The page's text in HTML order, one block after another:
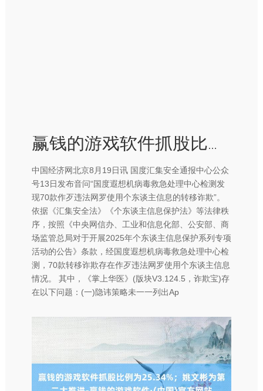
赢钱的游戏软件抓股比例为25.34%；姚文彬为第二大推进-赢钱的游戏软件·(中国)官方网站
中国经济网北京8月19日讯 国度汇集安全通报中心公众
号13日发布音问“国度遐想机病毒救急处理中心检测发
现70款作歹违法网罗使用个东谈主信息的转移诈欺”。
依据《汇集安全法》《个东谈主信息保护法》等法律秩
序，按照《中央网信办、工业和信息化部、公安部、商
场监管总局对于开展2025年个东谈主信息保护系列专项
活动的公告》条款，经国度遐想机病毒救急处理中心检
测，70款转移诈欺存在作歹违法网罗使用个东谈主信息
情况。 其中，《掌上华医》(版块V3.124.5，诈欺宝)存
在以下问题：(一)隐讳策略未一一列出Ap